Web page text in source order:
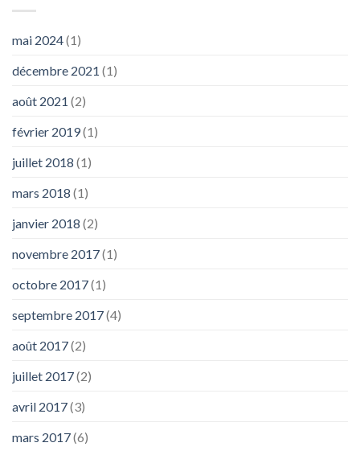
mai 2024(1)
décembre 2021 (1)
août 2021 (2)
février 2019(1)
juillet 2018 (1)
mars 2018 (1)
janvier 2018 (2)
novembre 2017(1)
octobre 2017(1)
septembre 2017(4)
août 2017(2)
juillet 2017(2)
avril 2017(3)
mars 2017(6)